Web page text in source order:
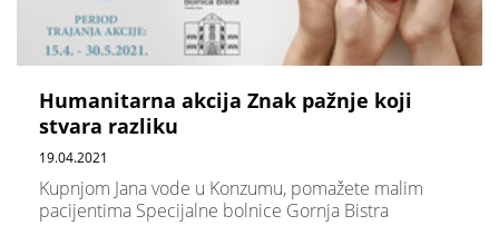
Humanitarna akcija Znak pažnje koji
stvara razliku
19.04.2021
Kupnjom Jana vode u Konzumu, pomažete malim
pacijentima Specijalne bolnice Gornja Bistra